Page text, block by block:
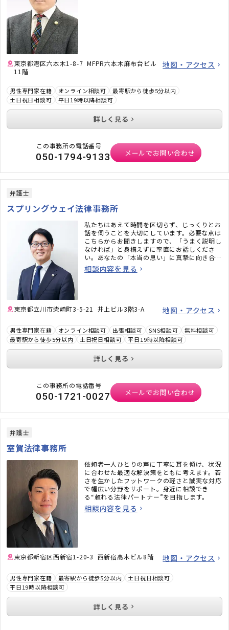
東京都港区六本木1-8-7 MFPR六本木麻布台ビル
11階
地図・アクセス
男性専門家在籍 オンライン相談可
最寄駅から徒歩5分以内
土日祝日相談可
平日19時以降相談可
詳しく見る
この事務所の電話番号
050-1794-9133 メールでお問い合わせ
弁護士
スプリングウェイ法律事務所
私たちはあえて時間を区切らず、じっくりとお
話を伺うことを大切にしています。必要な点は
こちらからお聞きしますので、「うまく説明し
なければ」と身構えずに率直にお話しくださ
い。あなたの「本当の思い」に真摯に向き合い
ますので、他の事務所で嫌な思いをされた方
も、安心してご相談ください。
相談内容を見る
東京都立川市柴崎町3-5-21 井上ビル3階3-A 地図・アクセス
男性専門家在籍 オンライン相談可 出張相談可 SNS相談可
無料相談可
最寄駅から徒歩5分以内
土日祝日相談可 平日19時以降相談可
詳しく見る
この事務所の電話番号
050-1721-0027 メールでお問い合わせ
弁護士
室賀法律事務所
依頼者一人ひとりの声に丁寧に耳を傾け、状況
に合わせた最適な解決策をともに考えます。若
さを生かしたフットワークの軽さと誠実な対応
で幅広い分野をサポート。身近に相談でき
る“頼れる法律パートナー”を目指します。
相談内容を見る
東京都新宿区西新宿1-20-3 西新宿高木ビル8階 地図・アクセス
男性専門家在籍 最寄駅から徒歩5分以内
土日祝日相談可
平日19時以降相談可
詳しく見る